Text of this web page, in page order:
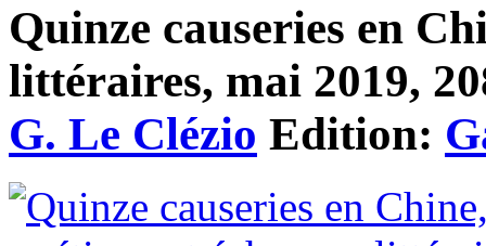
Quinze causeries en
littéraires, mai 2019,
G. Le Clézio Edition: